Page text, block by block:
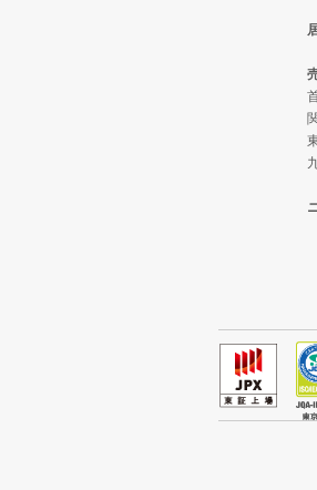
東大阪
吹田市
大阪市
堺市堺
寝屋川市
大阪市天
高石市
大阪府
大阪府
大阪府
大阪府
大阪府の
大阪府の